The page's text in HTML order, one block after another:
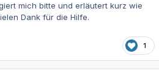
mich bitte und erläutert kurz wie
Dank für die Hilfe.
1